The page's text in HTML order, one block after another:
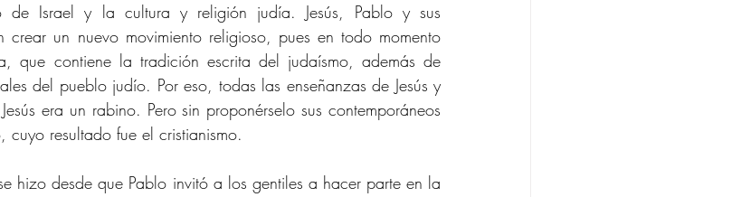
de Israel y la cultura y religión judía. Jesús, Pablo y sus
crear un nuevo movimiento religioso, pues en todo momento
que contiene la tradición escrita del judaísmo, además de
del pueblo judío. Por eso, todas las enseñanzas de Jesús y
era un rabino. Pero sin proponérselo sus contemporáneos
resultado fue el cristianismo.
hizo desde que Pablo invitó a los gentiles a hacer parte en la